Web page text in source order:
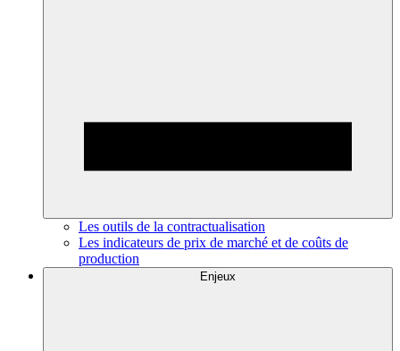
Les outils de la contractualisation
Les indicateurs de prix de marché et de coûts de
production
Enjeux